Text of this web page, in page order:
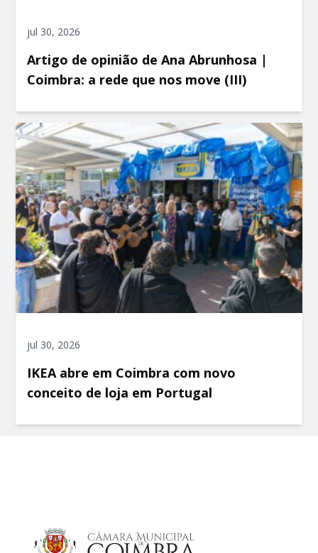
jul 30, 2026
Artigo de opinião de Ana Abrunhosa |
Coimbra: a rede que nos move (III)
jul 30, 2026
IKEA abre em Coimbra com novo
conceito de loja em Portugal